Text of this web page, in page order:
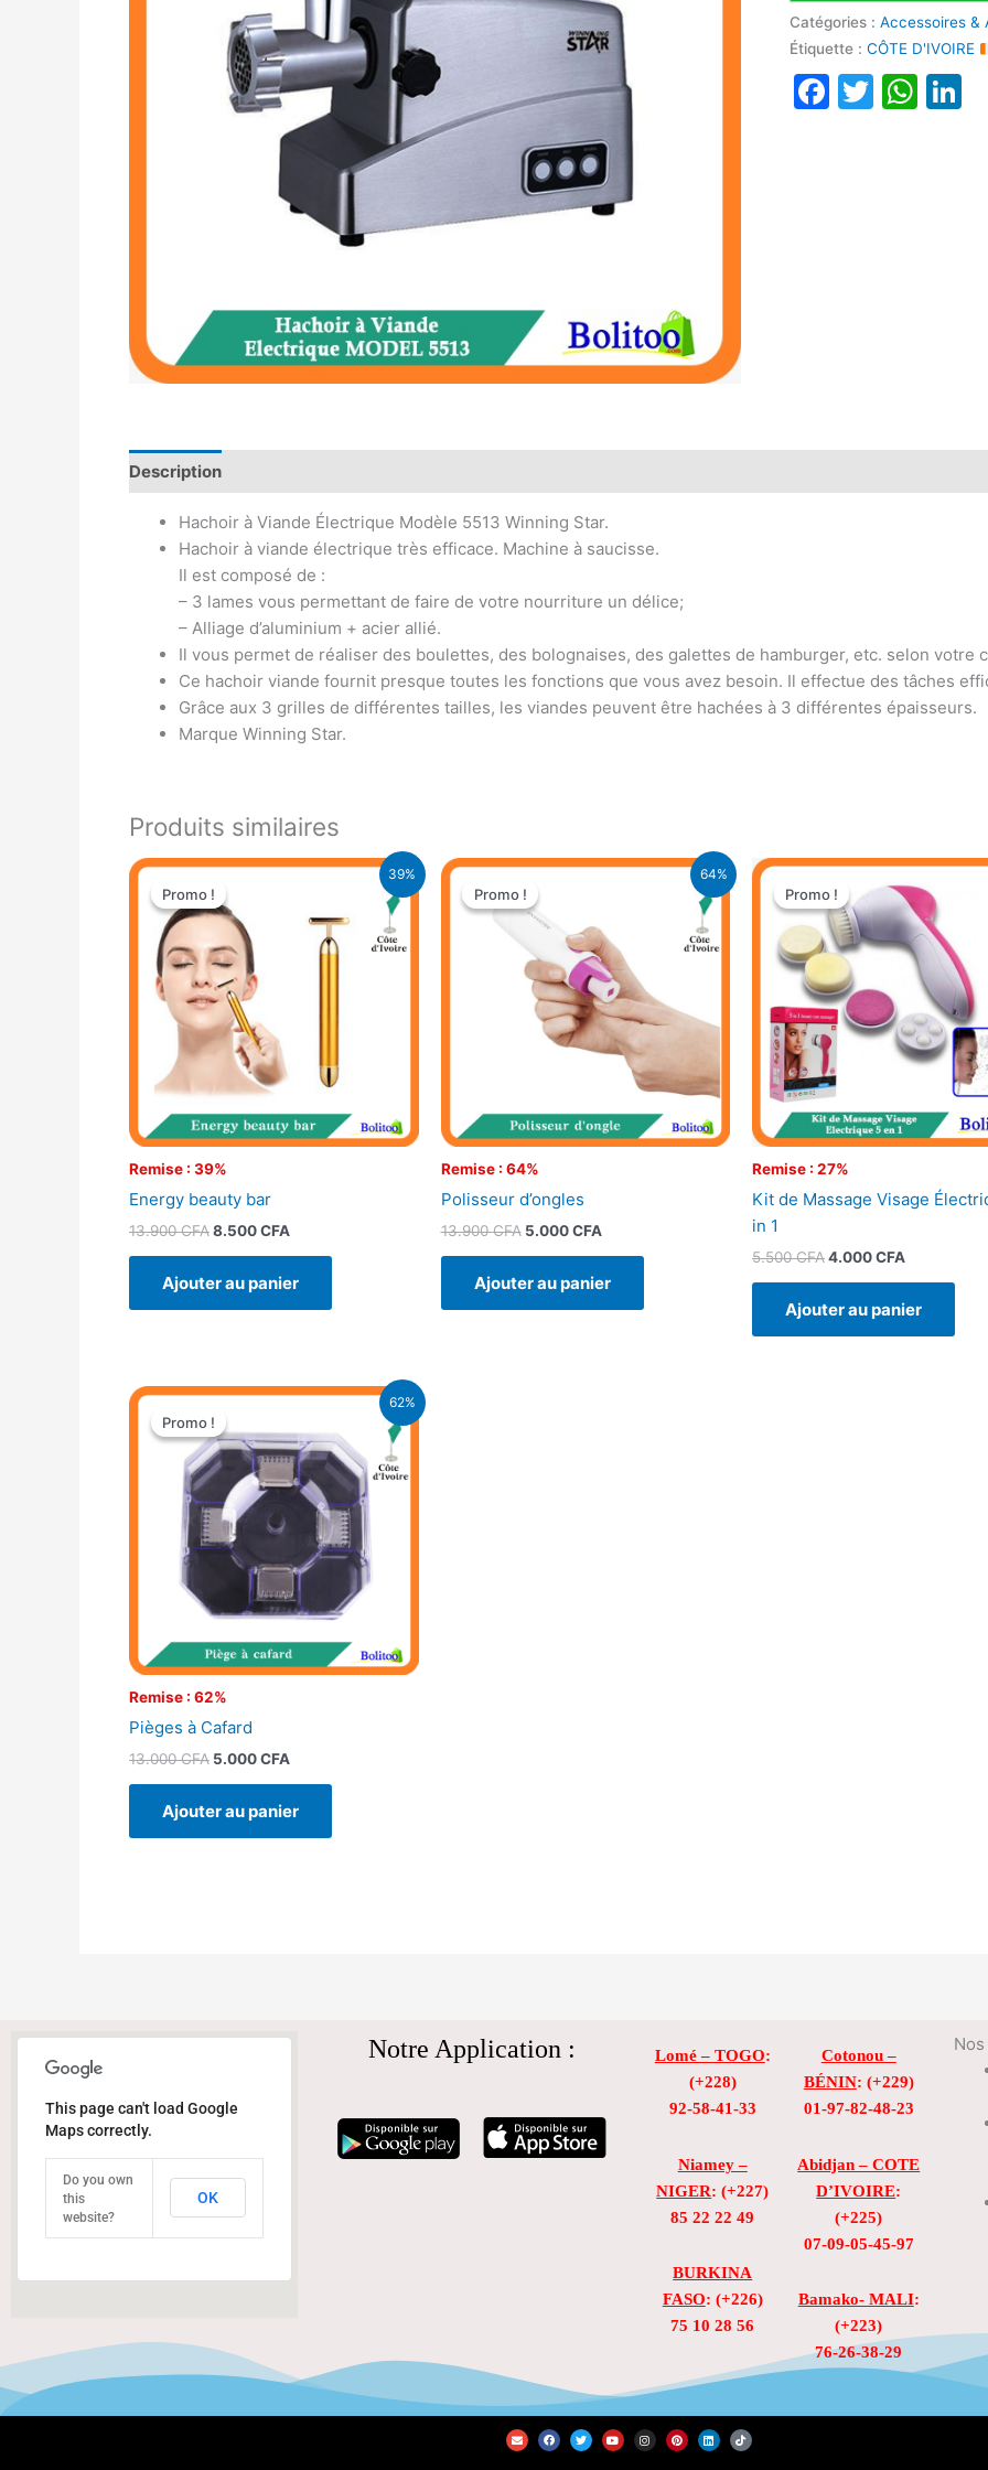
Catégories :Accessoires &
Étiquette :CÔTE D'IVOIRE
Facebook
Twitter
Description
Hachoir à Viande Électrique Modèle 5513 Winning Star.
Hachoir à viande électrique très efficace. Machine à saucisse.
Il est composé de :
– 3 lames vous permettant de faire de votre nourriture un délice;
– Alliage d’aluminium + acier allié.
Il vous permet de réaliser des boulettes, des bolognaises, des galettes de hamburger, etc. selon votre
Ce hachoir viande fournit presque toutes les fonctions que vous avez besoin. Il effectue des tâches
Grâce aux 3 grilles de différentes tailles, les viandes peuvent être hachées à 3 différentes épaisseurs.
Marque Winning Star.
Produits similaires
39%
Promo !
Remise : 39%
Promo !
Energy beauty bar
13.900CFA
Le
initial
était :
13.900 CFA.
8.500CFA
Le
est :
8.500 CFA.
Ajouter au panier
64%
Promo !
Remise : 64%
Promo !
Polisseur d’ongles
13.900CFA
Le
initial
était :
13.900 CFA.
5.000CFA
Le
5.000 CFA.
Ajouter au panier
Promo !
Remise : 27%
Promo !
Kit de Massage Visage
in 1
5.500CFA
Le
initial
était :
5.500 CFA.
4.000CFA
Le
prix
actuel
est :
4.000 CFA.
Ajouter au panier
62%
Promo !
Remise : 62%
Promo !
Pièges à Cafard
13.000CFA
Le
initial
était :
13.000 CFA.
5.000CFA
Le
actuel
est :
5.000 CFA.
Ajouter au panier
This page can't load Google
Maps correctly.
Do you own
this
website?
OK
Notre Application : Lomé – TOGO:
(+228)
92-58-41-33
Niamey –
NIGER: (+227)
85 22 22 49
BURKINA
FASO: (+226)
75 10 28 56
Cotonou –
BÉNIN: (+229)
01-97-82-48-23
Abidjan – COTE
D’IVOIRE:
(+225)
07-09-05-45-97
Bamako- MALI:
(+223)
76-26-38-29
E
n
v
F
a
c
T
w
i
Y
o
u
I
n
s
P
i
n
L
i
n
T
i
k